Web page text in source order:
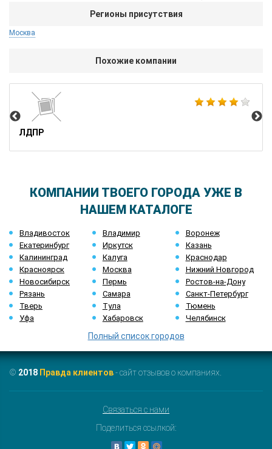
Регионы присутствия
Москва
Похожие компании
ЛДПР
КОМПАНИИ ТВОЕГО ГОРОДА УЖЕ В
НАШЕМ КАТАЛОГЕ
Владивосток Владимир
Воронеж
Екатеринбург
Иркутск
Казань
Калининград
Калуга
Краснодар
Красноярск
Москва
Нижний Новгород
Новосибирск
Пермь
Ростов-на-Дону
Рязань
Самара
Санкт-Петербург
Тверь
Тула
Тюмень
Уфа
Хабаровск Челябинск
Полный список городов
© 2018 Правда клиентов- сайт отзывов о компаниях.
Связаться с нами
Поделиться ссылкой: